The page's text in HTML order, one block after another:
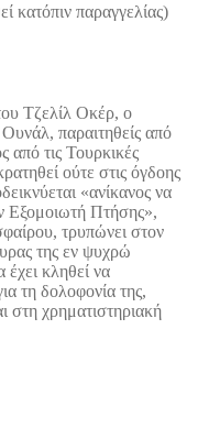
κατόπιν παραγγελίας)
Τζελίλ Οκέρ, ο
Ουνάλ, παραιτηθείς από
από τις Τουρκικές
ούτε στις όγδοης
«ανίκανος να
Εξομοιωτή Πτήσης»,
τρυπώνει στον
της εν ψυχρώ
έχει κληθεί να
τη δολοφονία της,
στη χρηματιστηριακή